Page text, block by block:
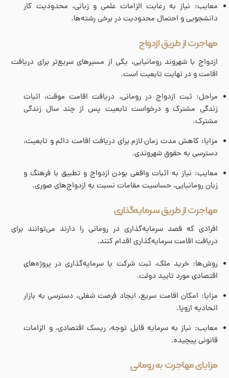
معایب: نیاز به رعایت الزامات علمی و زبانی، محدودیت کار
دانشجویی و احتمال محدودیت در برخی رشته‌ها.
مهاجرت از طریق ازدواج
ازدواج با شهروند رومانیایی، یکی از مسیرهای سریع‌تر برای دریافت
اقامت و در نهایت تابعیت است.
مراحل: ثبت ازدواج در رومانی، دریافت اقامت موقت، اثبات
زندگی مشترک و درخواست تابعیت پس از چند سال زندگی
مشترک.
مزایا: کاهش مدت زمان لازم برای دریافت اقامت دائم و تابعیت،
دسترسی به حقوق شهروندی.
معایب: نیاز به اثبات واقعی بودن ازدواج و تطبیق با فرهنگ و
زبان رومانیایی، حساسیت مقامات نسبت به ازدواج‌های صوری.
مهاجرت از طریق سرمایه‌گذاری
افرادی که قصد سرمایه‌گذاری در رومانی را دارند می‌توانند برای
دریافت اقامت سرمایه‌گذاری اقدام کنند.
روش‌ها: خرید ملک، ثبت شرکت یا سرمایه‌گذاری در پروژه‌های
اقتصادی مورد تایید دولت.
مزایا: امکان اقامت سریع، ایجاد فرصت شغلی، دسترسی به بازار
اتحادیه اروپا.
معایب: نیاز به سرمایه قابل توجه، ریسک اقتصادی، و الزامات
قانونی پیچیده.
مزایای مهاجرت به رومانی